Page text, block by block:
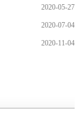
2020-05-27
2020-07-04
2020-11-04